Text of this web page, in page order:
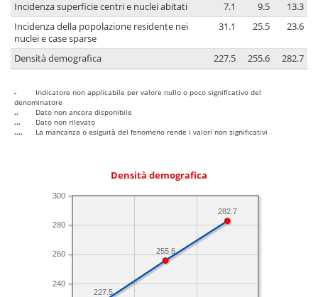
Incidenza superficie centri e nuclei abitati 7.1 9.5
13.3
Incidenza della popolazione residente nei
nuclei e case sparse
31.1 25.5 23.6
Densità demografica 227.5 255.6 282.7
-
Indicatore non applicabile per valore nullo o poco significativo del
denominatore
..
Dato non ancora disponibile
...
Dato non rilevato
....
La mancanza o esiguità del fenomeno rende i valori non significativi
Densità demografica
240
260
280
300
282.7
255.6
227.5